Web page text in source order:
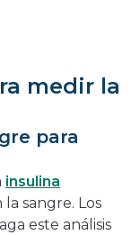
medir la
para
insulina
sangre. Los
este análisis